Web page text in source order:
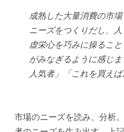
成熟した大量消費の市
ニーズをつくりだし、
虚栄心を巧みに操るこ
がみなぎるように感じ
人気者」「これを買え
市場のニーズを読み、分析